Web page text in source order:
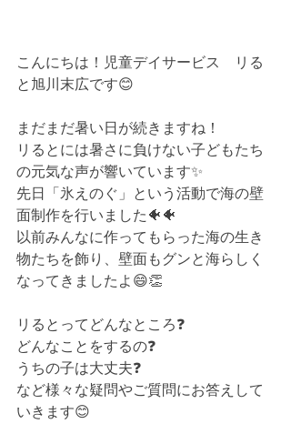
こんにちは！児童デイサービス　リる
と旭川末広です😊
まだまだ暑い日が続きますね！
リるとには暑さに負けない子どもたち
の元気な声が響いています✨
先日「氷えのぐ」という活動で海の壁
面制作を行いました🐠🐠
以前みんなに作ってもらった海の生き
物たちを飾り、壁面もグンと海らしく
なってきましたよ😄👏
リるとってどんなところ❓⁡
どんなことをするの❓⁡
うちの子は大丈夫❓⁡
など様々な疑問やご質問にお答えして
いきます😊⁡⁡